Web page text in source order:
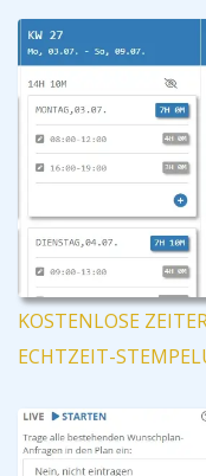
KOSTENLOSE
ECHTZEIT-